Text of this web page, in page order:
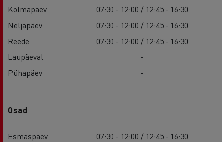
Kolmapäev
07:30 - 12:00 / 12:45 - 16:30
Neljapäev
07:30 - 12:00 / 12:45 - 16:30
Reede
07:30 - 12:00 / 12:45 - 16:30
Laupäeval
-
Pühapäev
-
Osad
Esmaspäev
07:30 - 12:00 / 12:45 - 16:30